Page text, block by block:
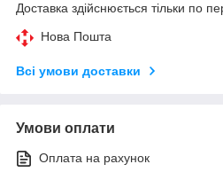
Доставка здійснюється тільки по
Нова Пошта
Всі умови доставки
Умови оплати
Оплата на рахунок